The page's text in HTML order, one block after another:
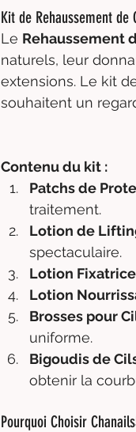
Kit de Rehaussement de
Le Rehaussement
naturels, leur
extensions. Le kit
souhaitent un
Contenu du kit :
Patchs de
traitement.
Lotion de
spectaculaire.
Lotion Fixatrice
Lotion
Brosses pour
uniforme.
Bigoudis de
obtenir la
Pourquoi Choisir